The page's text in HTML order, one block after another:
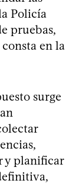
Policía
pruebas,
consta en la
surge
y planificar